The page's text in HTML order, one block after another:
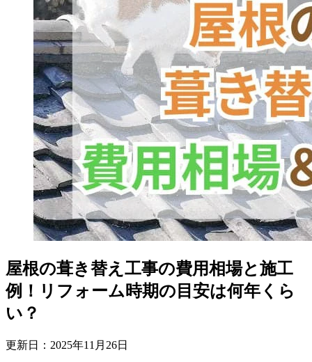
屋根の葺き替え工事の費用相場と施工
例！リフォーム時期の目安は何年くら
い？
更新日： 2025年11 月 26日